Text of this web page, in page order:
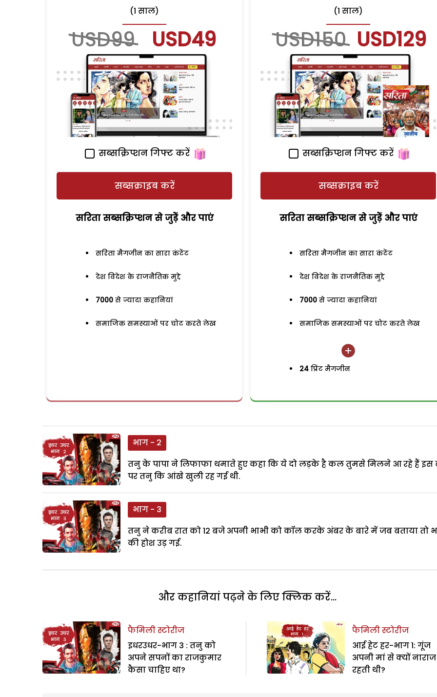
(1 साल)
USD99 USD49
सब्सक्रिप्शन गिफ्ट करें
सब्सक्राइब करें
सरिता सब्सक्रिप्शन से जुड़ेें और पाएं
सरिता मैगजीन का सारा कंटेंट
देश विदेश के राजनैतिक मुद्दे
7000 से ज्यादा कहानियां
समाजिक समस्याओं पर चोट करते लेख
(1 साल)
USD150 USD129
सब्सक्रिप्शन गिफ्ट करें
सब्सक्राइब करें
सरिता सब्सक्रिप्शन से जुड़ेें और पाएं
सरिता मैगजीन का सारा कंटेंट
देश विदेश के राजनैतिक मुद्दे
7000 से ज्यादा कहानियां
समाजिक समस्याओं पर चोट करते लेख
24 प्रिंट मैगजीन
भाग - 2
तनु के पापा ने लिफाफा थमाते हुए कहा कि ये दो लड़के है कल तुमसे मिलने आ रहे हैं इस
पर तनु कि आंखे खुली रह गई थी.
भाग - 3
तनु ने करीब रात को 12 बजे अपनी भाभी को कॉल करके अंबर के बारे में जब बताया तो
की होश उड़ गई.
और कहानियां पढ़ने के लिए क्लिक करें...
फैमिली स्टोरीज
इधरउधर-भाग 3 : तनु को
अपने सपनों का राजकुमार
कैसा चाहिए था?
फैमिली स्टोरीज
आई हेट हर-भाग 1: गूंज
अपनी मां से क्यों नाराज
रहती थी?